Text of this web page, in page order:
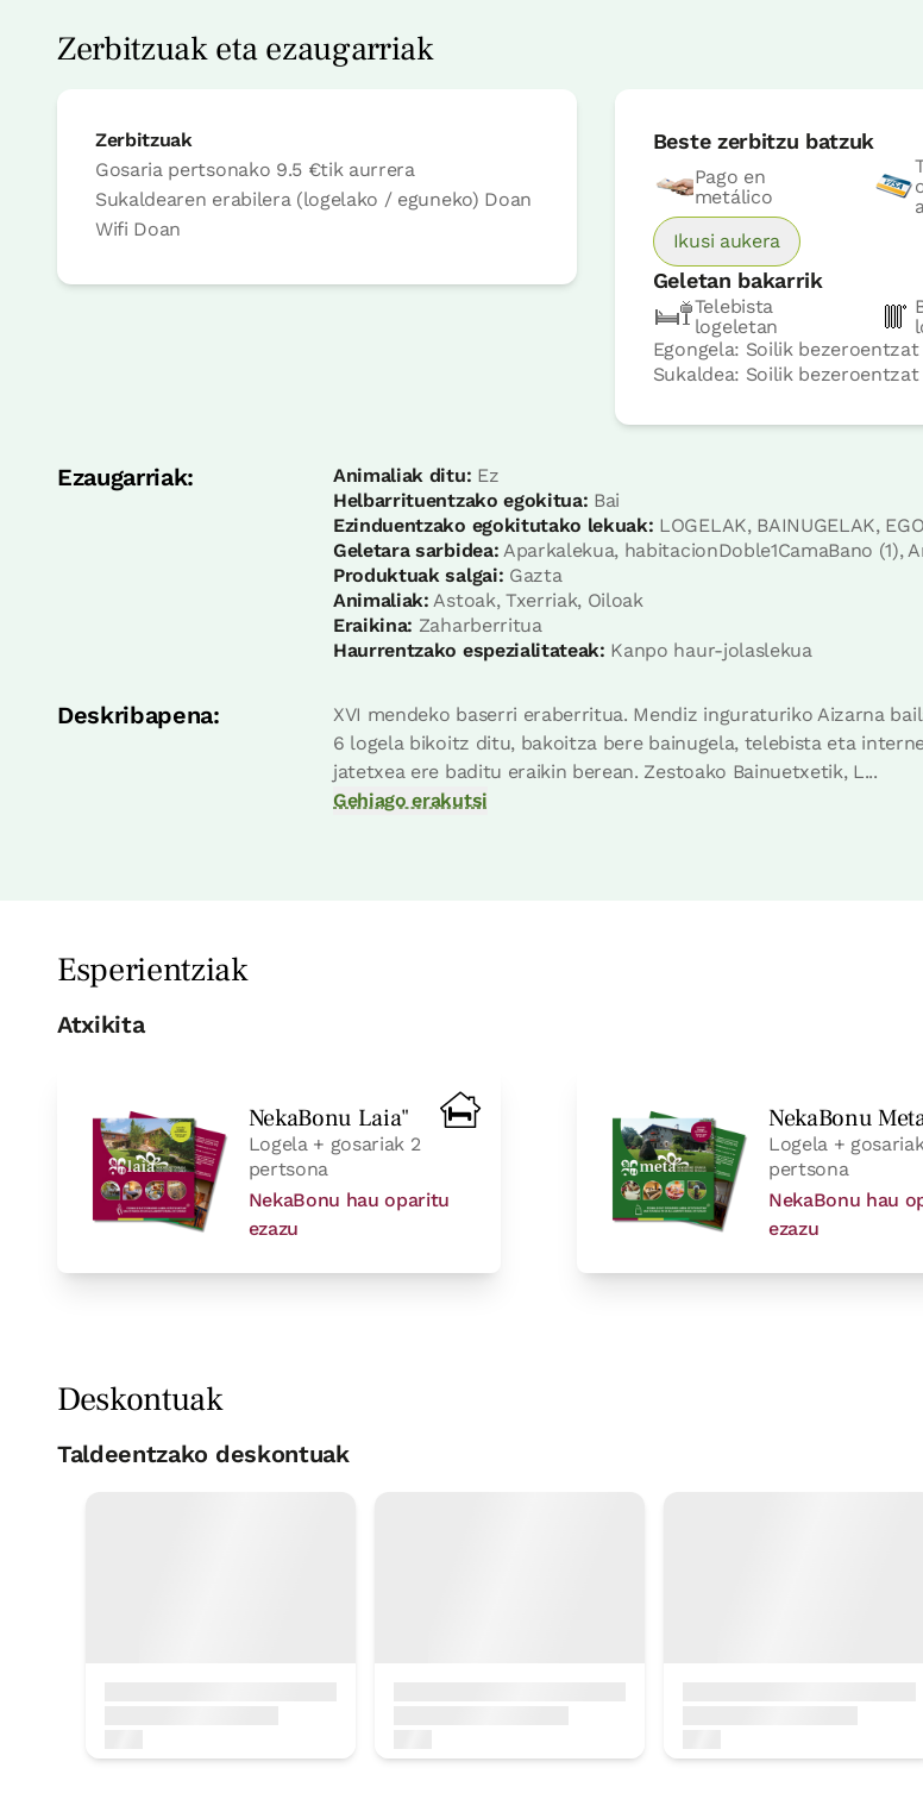
Erreserbatu orain
etxe osoa
Etxe osoa / taldeentzat egokia 12 pax
Zerbitzuak eta ezaugarriak
Zerbitzuak
Gosaria pertsonako 9.5 €tik aurrera
Sukaldearen erabilera (logelako / eguneko) Doan
Wifi Doan
Beste zerbitzu batzuk
Pago en
metálico
Ikusi aukera
Geletan bakarrik
Telebista
logeletan
Egongela: Soilik bezeroentzat
Sukaldea: Soilik bezeroentzat
Ezaugarriak: Animaliak ditu: Ez
Helbarrituentzako egokitua: Bai
Ezinduentzako egokitutako lekuak: LOGELAK, BAINUGELAK,
Geletara sarbidea: Aparkalekua, habitacionDoble1CamaBano (1),
Produktuak salgai: Gazta
Animaliak: Astoak, Txerriak, Oiloak
Eraikina: Zaharberritua
Haurrentzako espezialitateak: Kanpo haur-jolaslekua
Deskribapena:
XVI mendeko baserri eraberritua. Mendiz inguraturiko Aizarna
6 logela bikoitz ditu, bakoitza bere bainugela, telebista eta
jatetxea ere baditu eraikin berean. Zestoako Bainuetxetik, L...
Gehiago erakutsi
Esperientziak
Atxikita
NekaBonu Laia"
Logela + gosariak 2
pertsona
NekaBonu hau oparitu
ezazu
NekaBonu
Logela +
pertsona
NekaBonu hau
ezazu
Deskontuak
Taldeentzako deskontuak